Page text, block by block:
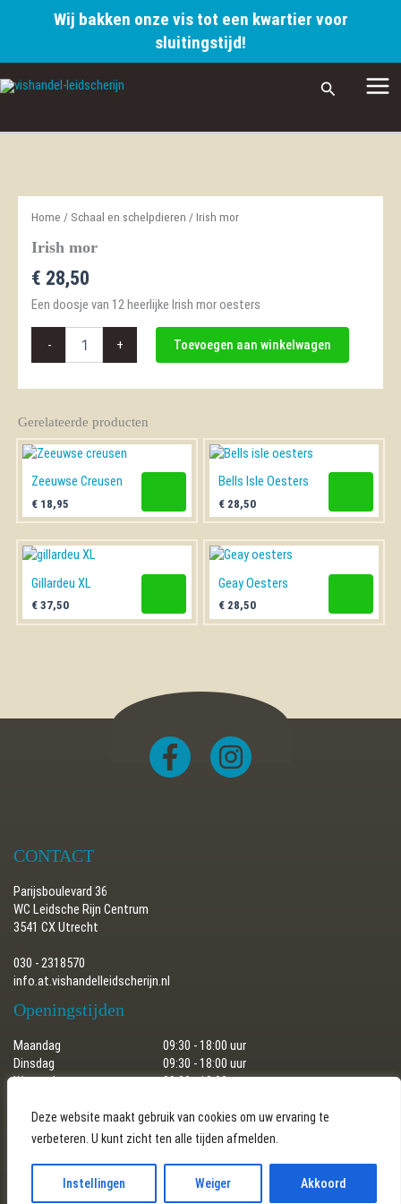
Deze website maakt gebruik van cookies om uw ervaring te
verbeteren. U kunt zicht ten alle tijden afmelden.
Instellingen Weiger Akkoord
Wij bakken onze vis tot een kwartier voor
sluitingstijd!
naar
Zoeken
Home / Schaal en schelpdieren / Irish mor
Irish mor
€ 28,50
Een doosje van 12 heerlijke Irish mor oesters
- + Toevoegen aan winkelwagen
Gerelateerde producten
Zeeuwse Creusen
€ 18,95
Bells Isle Oesters
€ 28,50
Gillardeu XL
€ 37,50
Geay Oesters
€ 28,50
CONTACT
Parijsboulevard 36
WC Leidsche Rijn Centrum
3541 CX Utrecht
030 - 2318570
info.at.vishandelleidscherijn.nl
Openingstijden
Maandag
09:30 - 18:00 uur
Dinsdag
09:30 - 18:00 uur
Woensdag
09:30 - 18:00 uur
Vrijdag
09:30 - 18:00 uur
Zaterdag
09:30 - 17:30 uur